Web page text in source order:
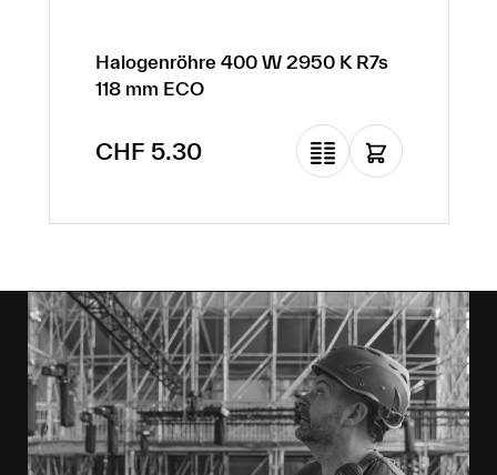
Halogenröhre 400 W 2950 K R7s
118 mm ECO
Regulärer Preis:
CHF 5.30